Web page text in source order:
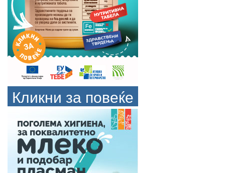
Кликни за повеќе